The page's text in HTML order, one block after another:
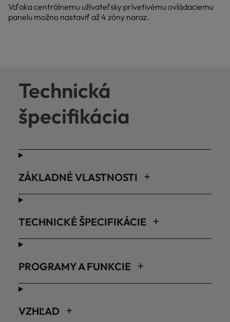
Vďaka centrálnemu užívateľsky prívetivému ovládaciemu
panelu možno nastaviť až 4 zóny naraz.
Technická
špecifikácia
ZÁKLADNÉ VLASTNOSTI
TECHNICKÉ ŠPECIFIKÁCIE
PROGRAMY A FUNKCIE
VZHĽAD